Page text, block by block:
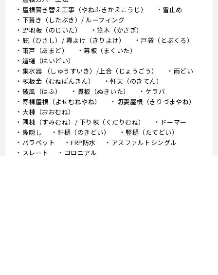
屋根葺き替え工事（やねふきかえこうじ）
雪止め
下葺き（したぶき）/ ルーフィング
野地板（のじいた）
笠木（かさぎ）
庇（ひさし）/ 霧よけ（きりよけ）
戸袋（とぶくろ）
雨戸（あまど）
幕板（まくいた）
這樋（はいどい）
集水器 （しゅうすいき）/上合（じょうごう）
雨どい
棟板金（むねばんきん）
軒天（のきてん）
破風（はふ）
貫板（ぬきいた）
ケラバ
寄棟屋根（よせむねやね）
切妻屋根（きりづまやね）
大棟（おおむね）
隅棟（すみむね）/ 下り棟（くだりむね）
ドーマー
鼻隠し
軒樋（のきどい）
竪樋（たてどい）
パラペット
FRP防水
アスファルトシングル
スレート
コロニアル